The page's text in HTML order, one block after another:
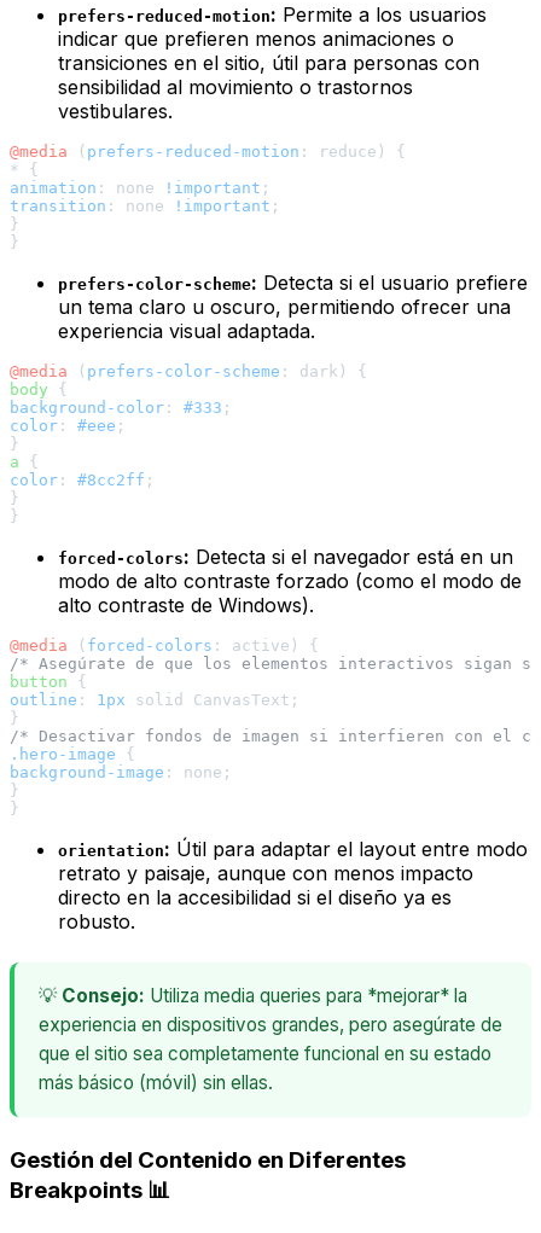
prefers-reduced-motion: Permite a los usuarios
indicar que prefieren menos animaciones o
transiciones en el sitio, útil para personas con
sensibilidad al movimiento o trastornos
vestibulares.
@media ( prefers-reduced-motion : reduce) {
animation : none !important
transition : none !important ;
}
prefers-color-scheme: Detecta si el usuario prefiere
un tema claro u oscuro, permitiendo ofrecer una
experiencia visual adaptada.
@media ( prefers-color-scheme
body
background-color : #333
color : #eee ;
a
color : #8cc2ff ;
}
forced-colors: Detecta si el navegador está en un
modo de alto contraste forzado (como el modo de
alto contraste de Windows).
@media ( forced-colors
/* Asegúrate de que los elementos interactivos sigan
button
outline : 1px solid CanvasText;
/* Desactivar fondos de imagen si interfieren con el
.hero-image
background-image : none;
}
orientation: Útil para adaptar el layout entre modo
retrato y paisaje, aunque con menos impacto
directo en la accesibilidad si el diseño ya es
robusto.
💡 Consejo: Utiliza media queries para *mejorar* la
experiencia en dispositivos grandes, pero asegúrate de
que el sitio sea completamente funcional en su estado
más básico (móvil) sin ellas.
Gestión del Contenido en Diferentes
Breakpoints 📊